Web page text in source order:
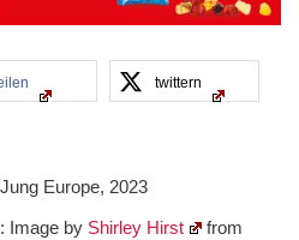
twittern
Europe, 2023
Image by Shirley Hirst
from